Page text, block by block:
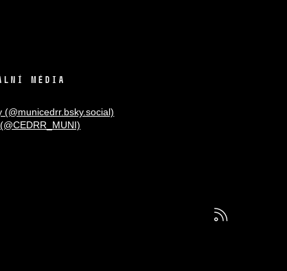
MÉDIA
(@municedrr.bsky.social)
RSS